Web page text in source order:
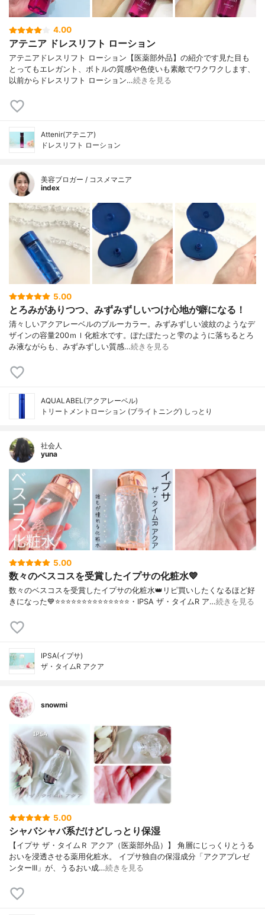
4.00
アテニア ドレスリフト ローション
アテニアドレスリフト ローション【医薬部外品】の紹介です見た目も
とってもエレガント、ボトルの質感や色使いも素敵でワクワクします、
以前からドレスリフト ローション…続きを見る
Attenir(アテニア)
ドレスリフト ローション
美容ブロガー / コスメマニア
index
5.00
とろみがありつつ、みずみずしいつけ心地が癖になる！
清々しいアクアレーベルのブルーカラー。みずみずしい波紋のようなデ
ザインの容量200ｍｌ化粧水です。ぽたぽたっと雫のように落ちるとろ
み液ながらも、みずみずしい質感…続きを見る
AQUALABEL(アクアレーベル)
トリートメントローション (ブライトニング) しっとり
社会人
yuna
5.00
数々のベスコスを受賞したイプサの化粧水💙
数々のベスコスを受賞したイプサの化粧水👑リピ買いしたくなるほど好
きになった💙⭐️⭐️⭐️⭐️⭐️⭐️⭐️⭐️⭐️⭐️⭐️⭐️⭐️⭐️・IPSA ザ・タイムR ア…続きを見る
IPSA(イプサ)
ザ・タイムR アクア
snowmi
5.00
シャバシャバ系だけどしっとり保湿
【イプサ ザ・タイムＲ アクア（医薬部外品）】 角層にじっくりとうる
おいを浸透させる薬用化粧水。 イプサ独自の保湿成分「アクアプレゼ
ンターIII」が、うるおい成…続きを見る